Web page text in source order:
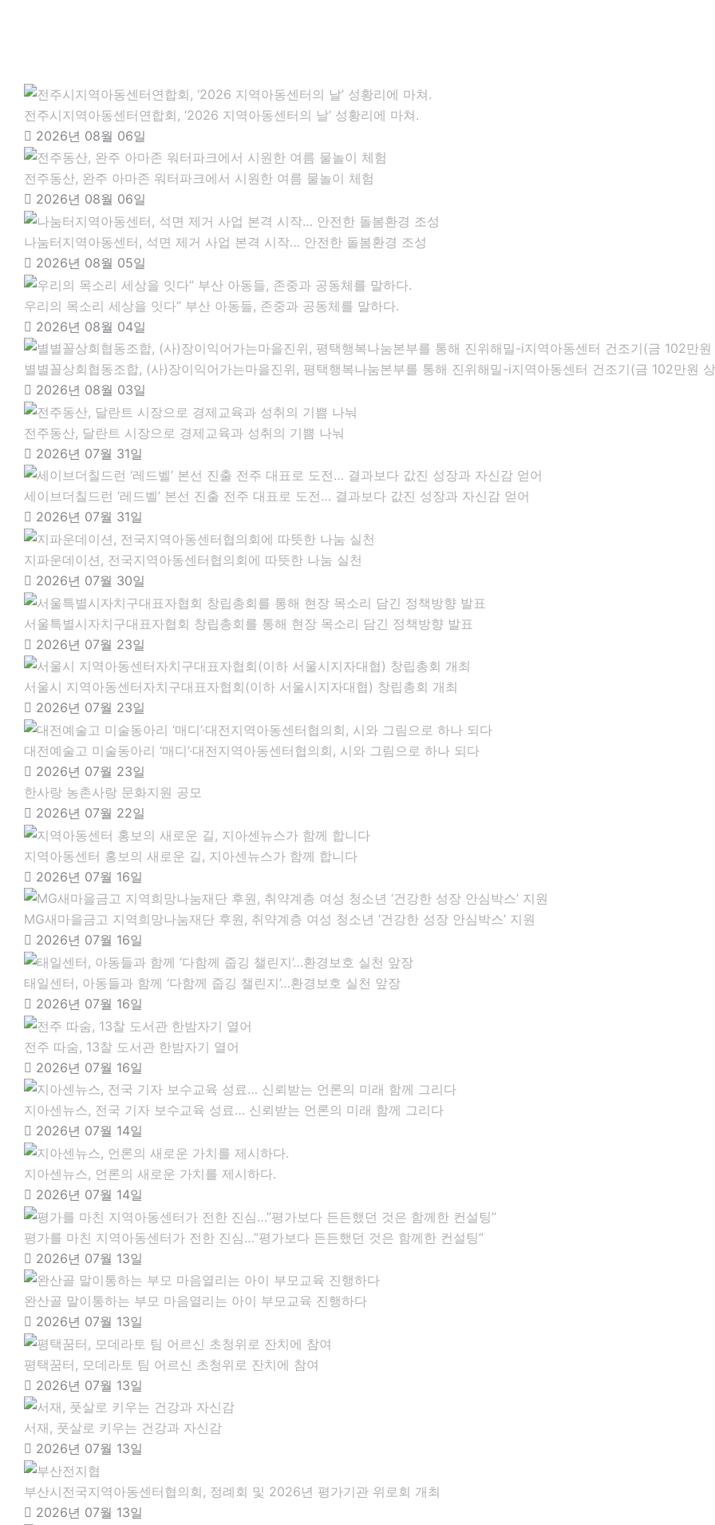
전주시지역아동센터연합회, ‘2026 지역아동센터의 날’ 성황리에 마쳐.
2026년 08월 06일
전주동산, 완주 아마존 워터파크에서 시원한 여름 물놀이 체험
2026년 08월 06일
나눔터지역아동센터, 석면 제거 사업 본격 시작… 안전한 돌봄환경 조성
2026년 08월 05일
우리의 목소리 세상을 잇다” 부산 아동들, 존중과 공동체를 말하다.
2026년 08월 04일
별별꼴상회협동조합, (사)장이익어가는마을진위, 평택행복나눔본부를 통해 진위해밀-i지역아동센터 건조기(금 102만원
2026년 08월 03일
전주동산, 달란트 시장으로 경제교육과 성취의 기쁨 나눠
2026년 07월 31일
세이브더칠드런 ‘레드벨’ 본선 진출 전주 대표로 도전… 결과보다 값진 성장과 자신감 얻어
2026년 07월 31일
지파운데이션, 전국지역아동센터협의회에 따뜻한 나눔 실천
2026년 07월 30일
서울특별시자치구대표자협회 창립총회를 통해 현장 목소리 담긴 정책방향 발표
2026년 07월 23일
서울시 지역아동센터자치구대표자협회(이하 서울시지자대협)​ 창립총회 개최
2026년 07월 23일
대전예술고 미술동아리 ‘매디’·대전지역아동센터협의회, 시와 그림으로 하나 되다
2026년 07월 23일
한사랑 농촌사랑 문화지원 공모
2026년 07월 22일
지역아동센터 홍보의 새로운 길, 지아센뉴스가 함께 합니다
2026년 07월 16일
MG새마을금고 지역희망나눔재단 후원, 취약계층 여성 청소년 ‘건강한 성장 안심박스’ 지원
2026년 07월 16일
태일센터, 아동들과 함께 ‘다함께 줍깅 챌린지’…환경보호 실천 앞장
2026년 07월 16일
전주 따숨, 13찰 도서관 한밤자기 열어
2026년 07월 16일
지아센뉴스, 전국 기자 보수교육 성료… 신뢰받는 언론의 미래 함께 그리다
2026년 07월 14일
지아센뉴스, 언론의 새로운 가치를 제시하다.
2026년 07월 14일
평가를 마친 지역아동센터가 전한 진심…”평가보다 든든했던 것은 함께한 컨설팅”
2026년 07월 13일
완산골 말이통하는 부모 마음열리는 아이 부모교육 진행하다
2026년 07월 13일
평택꿈터, 모데라토 팀 어르신 초청위로 잔치에 참여
2026년 07월 13일
서재, 풋살로 키우는 건강과 자신감
2026년 07월 13일
부산시전국지역아동센터협의회, 정례회 및 2026년 평가기관 위로회 개최
2026년 07월 13일